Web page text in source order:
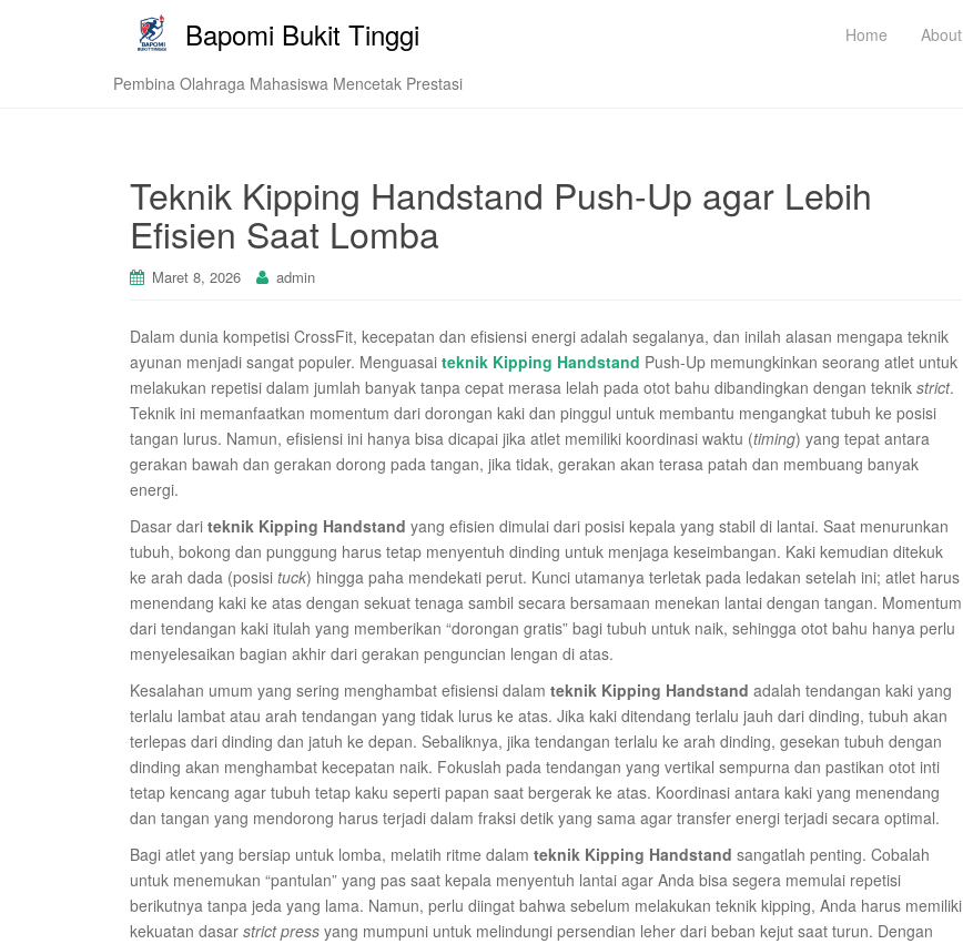
Bapomi Bukit Tinggi
Pembina Olahraga Mahasiswa Mencetak Prestasi
Home About
Teknik Kipping Handstand Push-Up agar Lebih
Efisien Saat Lomba
Maret 8, 2026 admin
Dalam dunia kompetisi CrossFit, kecepatan dan efisiensi energi adalah segalanya, dan inilah alasan mengapa teknik
ayunan menjadi sangat populer. Menguasai teknik Kipping Handstand Push-Up memungkinkan seorang atlet untuk
melakukan repetisi dalam jumlah banyak tanpa cepat merasa lelah pada otot bahu dibandingkan dengan teknik strict.
Teknik ini memanfaatkan momentum dari dorongan kaki dan pinggul untuk membantu mengangkat tubuh ke posisi
tangan lurus. Namun, efisiensi ini hanya bisa dicapai jika atlet memiliki koordinasi waktu (timing) yang tepat antara
gerakan bawah dan gerakan dorong pada tangan, jika tidak, gerakan akan terasa patah dan membuang banyak
energi.
Dasar dari teknik Kipping Handstand yang efisien dimulai dari posisi kepala yang stabil di lantai. Saat menurunkan
tubuh, bokong dan punggung harus tetap menyentuh dinding untuk menjaga keseimbangan. Kaki kemudian ditekuk
ke arah dada (posisi tuck) hingga paha mendekati perut. Kunci utamanya terletak pada ledakan setelah ini; atlet harus
menendang kaki ke atas dengan sekuat tenaga sambil secara bersamaan menekan lantai dengan tangan. Momentum
dari tendangan kaki itulah yang memberikan “dorongan gratis” bagi tubuh untuk naik, sehingga otot bahu hanya perlu
menyelesaikan bagian akhir dari gerakan penguncian lengan di atas.
Kesalahan umum yang sering menghambat efisiensi dalam teknik Kipping Handstand adalah tendangan kaki yang
terlalu lambat atau arah tendangan yang tidak lurus ke atas. Jika kaki ditendang terlalu jauh dari dinding, tubuh akan
terlepas dari dinding dan jatuh ke depan. Sebaliknya, jika tendangan terlalu ke arah dinding, gesekan tubuh dengan
dinding akan menghambat kecepatan naik. Fokuslah pada tendangan yang vertikal sempurna dan pastikan otot inti
tetap kencang agar tubuh tetap kaku seperti papan saat bergerak ke atas. Koordinasi antara kaki yang menendang
dan tangan yang mendorong harus terjadi dalam fraksi detik yang sama agar transfer energi terjadi secara optimal.
Bagi atlet yang bersiap untuk lomba, melatih ritme dalam teknik Kipping Handstand sangatlah penting. Cobalah
untuk menemukan “pantulan” yang pas saat kepala menyentuh lantai agar Anda bisa segera memulai repetisi
berikutnya tanpa jeda yang lama. Namun, perlu diingat bahwa sebelum melakukan teknik kipping, Anda harus memiliki
kekuatan dasar strict press yang mumpuni untuk melindungi persendian leher dari beban kejut saat turun. Dengan